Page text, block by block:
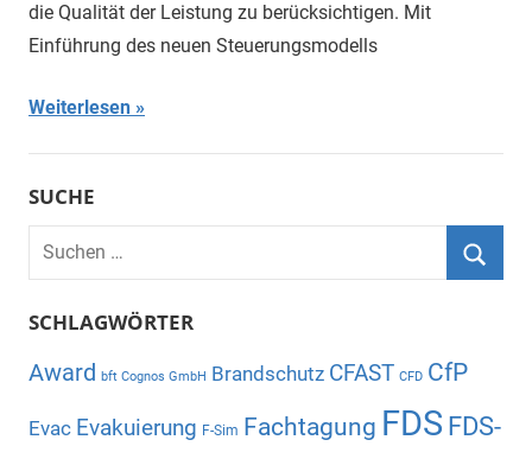
die Qualität der Leistung zu berücksichtigen. Mit
Einführung des neuen Steuerungsmodells
Weiterlesen
SUCHE
Suchen
SCHLAGWÖRTER
Award bft Cognos GmbH Brandschutz CFAST CFD CfP
Evac Evakuierung F-Sim Fachtagung FDS FDS-